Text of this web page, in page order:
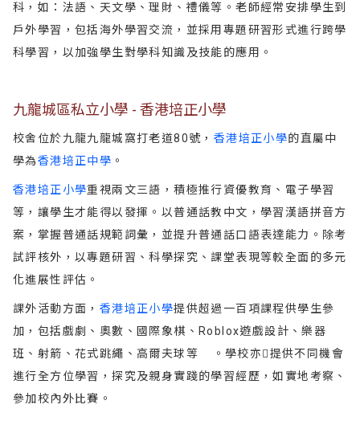
科，如：法語、天文學、理財、禮儀等。老師經常安排學生到
戶外學習，包括海外學習交流，並採用專題研習形式進行跨學
科學習，以加強學生對學科知識及技能的應用。
九龍城區私立小學 - 香港培正小學
校舍位於九龍九龍城窩打老道80號， 香港培正小學的直屬中
學為香港培正中學 。
香港培正小學重視兩文三語，積極推行資優教育、電子學習
等，讓學生才能得以發揮。以普通話教中文，學習漢語拼音方
案，掌握普通話規範詞彙，並提升普通話口語表達能力。除考
試評核外，以專題研習、科學探究、課堂表現等較全面的多元
化進展性評估。
課外活動方面， 香港培正小學提供超過一百項課程供學生參
加，包括戲劇、奧數、國際象棋、Roblox遊戲設計、樂器
班、射箭、花式跳繩、高爾夫球等 。學校亦提供不同機會
進行全方位學習，探究及親身實踐的學習經歷，如實地考察、
參加校內外比賽。